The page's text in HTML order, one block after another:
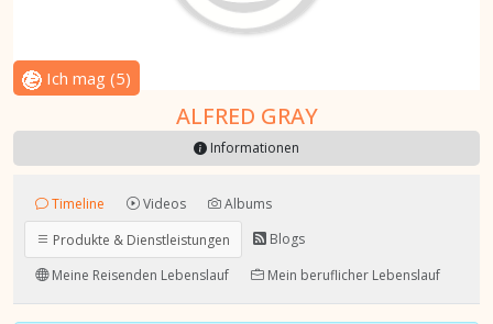
Ich mag (5)
ALFRED GRAY
Informationen
Timeline Videos
Albums
Produkte & Dienstleistungen
Blogs
Meine Reisenden Lebenslauf
Mein beruflicher Lebenslauf